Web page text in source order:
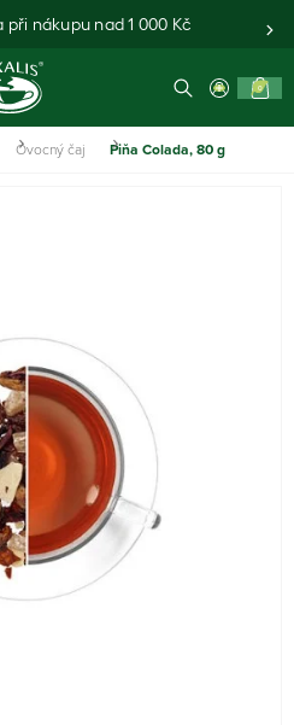
nákupu nad 1 000 Kč
0
Ovocný čaj Piňa Colada, 80 g